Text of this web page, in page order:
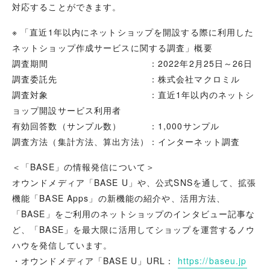
対応することができます。
※ 「直近1年以内にネットショップを開設する際に利用した
ネットショップ作成サービスに関する調査」概要
調査期間 ：2022年2月25日～26日
調査委託先 ：株式会社マクロミル
調査対象 ：直近1年以内のネットシ
ョップ開設サービス利用者
有効回答数（サンプル数） ：1,000サンプル
調査方法（集計方法、算出方法）：インターネット調査
＜「BASE」の情報発信について＞
オウンドメディア「BASE U」や、公式SNSを通して、拡張
機能「BASE Apps」の新機能の紹介や、活用方法、
「BASE」をご利用のネットショップのインタビュー記事な
ど、「BASE」を最大限に活用してショップを運営するノウ
ハウを発信しています。
・オウンドメディア「BASE U」URL： https://baseu.jp